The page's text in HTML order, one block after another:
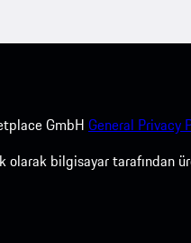
GmbH General Privacy
bilgisayar tarafından